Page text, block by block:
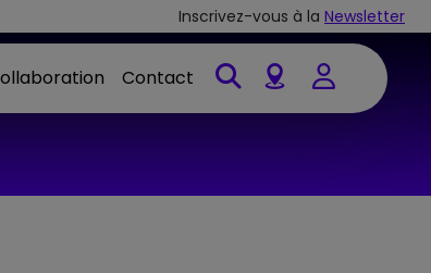
Inscrivez-vous à la Newsletter
Contact
Account